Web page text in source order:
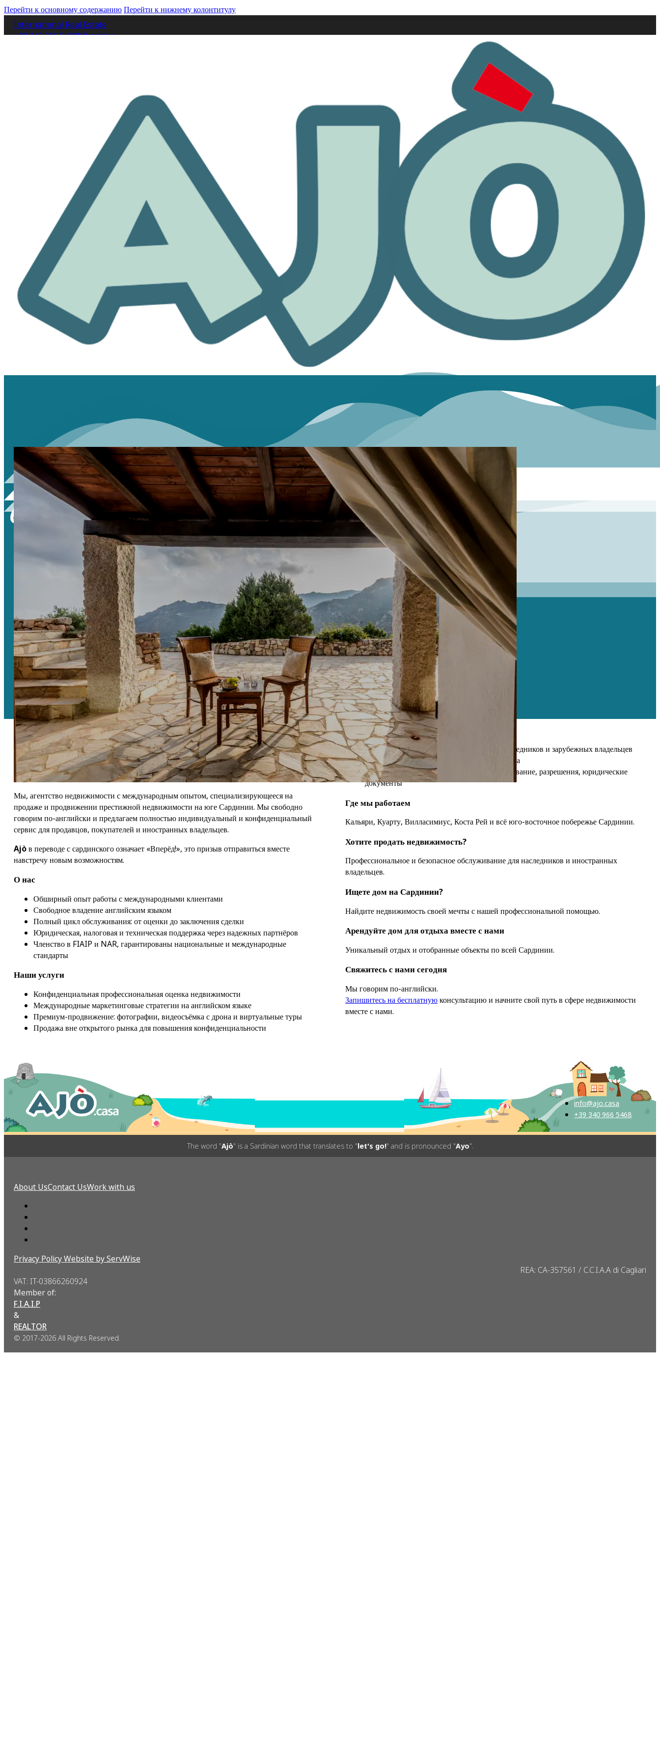
Перейти к основному содержаниюПерейти к нижнему колонтитулу
International Real Estate
+39 340 966 5468WhatsApp
Ajò Casa
Добро пожаловать в Ajò Casa
Ваш надежный партнер по недвижимости на юге Сардинии
Мы, агентство недвижимости с международным опытом, специализирующееся на
продаже и продвижении престижной недвижимости на юге Сардинии. Мы свободно
говорим по-английски и предлагаем полностью индивидуальный и конфиденциальный
сервис для продавцов, покупателей и иностранных владельцев.
Ajòв переводе с сардинского означает «Вперёд!», это призыв отправиться вместе
навстречу новым возможностям.
О нас
Обширный опыт работы с международными клиентами
Свободное владение английским языком
Полный цикл обслуживания: от оценки до заключения сделки
Юридическая, налоговая и техническая поддержка через надежных партнёров
Членство в FIAIP и NAR, гарантированы национальные и международные
стандарты
Наши услуги
Конфиденциальная профессиональная оценка недвижимости
Международные маркетинговые стратегии на английском языке
Премиум-продвижение: фотографии, видеосъёмка с дрона и виртуальные туры
Продажа вне открытого рынка для повышения конфиденциальности
Полное дистанционное управление для наследников и зарубежных владельцев
Легкий хоум-стейджинг и улучшение объекта
Полная поддержка на каждом этапе: наследование, разрешения, юридические
документы
Где мы работаем
Кальяри, Куарту, Вилласимиус, Коста Рей и всё юго-восточное побережье Сардинии.
Хотите продать недвижимость?
Профессиональное и безопасное обслуживание для наследников и иностранных
владельцев.
Ищете дом на Сардинии?
Найдите недвижимость своей мечты с нашей профессиональной помощью.
Арендуйте дом для отдыха вместе с нами
Уникальный отдых и отобранные объекты по всей Сардинии.
Свяжитесь с нами сегодня
Мы говорим по-английски.
Запишитесь на бесплатнуюконсультацию и начните свой путь в сфере недвижимости
вместе с нами.
info@ajo.casa
+39 340 966 5468
The word "Ajò" is a Sardinian word that translates to "let's go!" and is pronounced "Ayo".
About UsContact UsWork with us
Privacy PolicyWebsite by ServWise
REA: CA-357561 / C.C.I.A.A di Cagliari
VAT: IT-03866260924
Member of:
F.I.A.I.P
&
REALTOR
© 2017-2026 All Rights Reserved.